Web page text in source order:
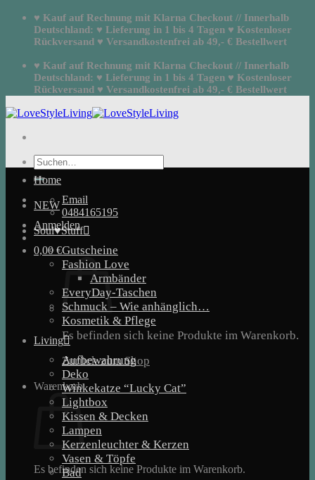
Zum
springen
♥ Kauf auf Rechnung mit Klarna Checkout // Innerhalb
Deutschland: ♥ Lieferung in 1 bis 4 Tagen ♥ Kostenloser
Rückversand ♥ Versandkostenfrei ab 49,- € Bestellwert
♥ Kauf auf Rechnung mit Klarna Checkout // Innerhalb
Deutschland: ♥ Lieferung in 1 bis 4 Tagen ♥ Kostenloser
Rückversand ♥ Versandkostenfrei ab 49,- € Bestellwert
Suchen
nach:
Email
0484165195
Anmelden
0,00€
Es befinden sich keine Produkte im Warenkorb.
Zurück zum Shop
Warenkorb
Es befinden sich keine Produkte im Warenkorb.
Home
NEW
Soul♥Stuff
Gutscheine
Fashion Love
Armbänder
EveryDay-Taschen
Schmuck – Wie anhänglich…
Kosmetik & Pflege
Living
Aufbewahrung
Deko
Winkekatze “Lucky Cat”
Lightbox
Kissen & Decken
Lampen
Kerzenleuchter & Kerzen
Vasen & Töpfe
Bad